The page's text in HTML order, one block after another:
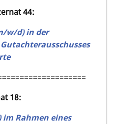
44:
w/d) in der
18:
Rahmen eines